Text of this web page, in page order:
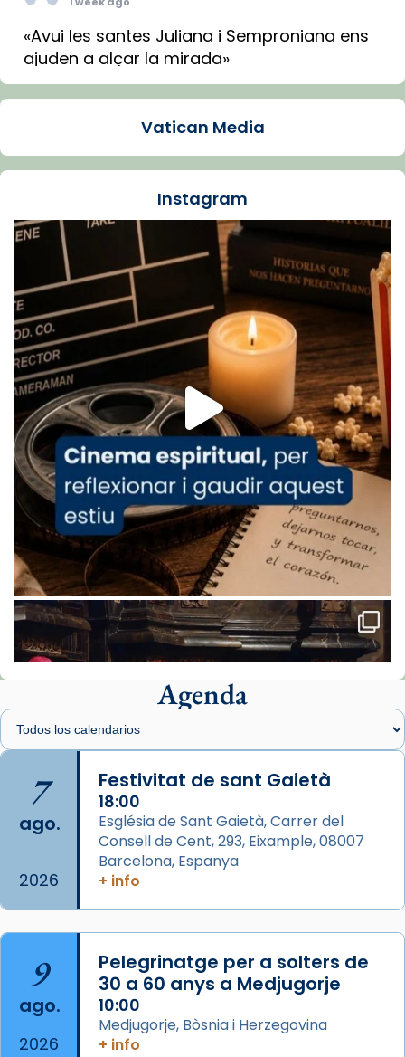
«Avui les santes Juliana i Semproniana ens
ajuden a alçar la mirada»
Mons. Sergi Gordo, bisbe de Tortosa, ha
Santes de Mataró.
🔗tinyurl.com/cvu5jmbk
Foto
View on Facebook Share
Arquebisbat de Barcelonais at Catedral
de Barcelona.
1 week ago
Aquest dilluns, 27 de juliol, ha tingut lloc la
missa d’acció de gràcies en agraïment al
comitè organitzador de la visita apostòlica
del Sant Pare Lleó XIV a Barcelona, i als
col·laboradors, a la Catedral de Barcelona.
L’arquebisbe de Barcelona, el cardenal Joan
Josep Omella, ha presidit la missa i l’ha
concelebrat el bisbe auxiliar de Barcelona,
Mons. David Abadías.
📸 Dr. G. Simón
Foto
View on Facebook Share
Arquebisbat de Barcelona
1 week ago
Memòria de les santes Juliana i
Semproniana, verges i màrtirs.
Acompanyant la història de sant Cugat, a
partir de l’Edat Mitjana sorgeix la tradició
que les santes Juliana (“relatiu a Júlia”) i
Semproniana (“relatiu a Semprònia =
eterna”) són deixebles seves. I l’any 1667, el
frare Joan Gaspar Roig, afirma en una obra
que les santes són filles de l’antiga Iluro.
Mataró en reivindicarà les relíq
...Ver más
Foto
View on Facebook
Vatican Media
Instagram
Agenda
7
ago.
2026
Festivitat de sant Gaietà
18:00
Església de Sant Gaietà, Carrer del
Consell de Cent, 293, Eixample, 08007
Barcelona, Espanya
+ info
9
ago.
2026
Pelegrinatge per a solters de
30 a 60 anys a Medjugorje
10:00
Medjugorje, Bòsnia i Herzegovina
+ info